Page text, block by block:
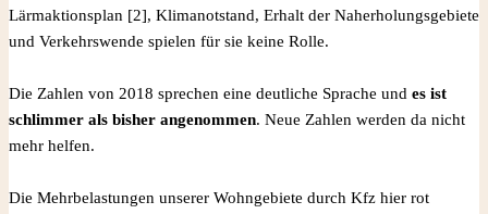
Lärmaktionsplan [2], Klimanotstand, Erhalt der Naherholungsgebiete
und Verkehrswende spielen für sie keine Rolle.
Die Zahlen von 2018 sprechen eine deutliche Sprache und es ist
schlimmer als bisher angenommen. Neue Zahlen werden da nicht
mehr helfen.
Die Mehrbelastungen unserer Wohngebiete durch Kfz hier rot